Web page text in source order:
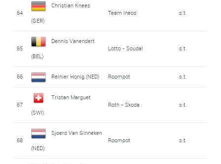
64
Christian Knees
(GER)
Team Ineos s.t.
65
Dennis Vanendert
(BEL)
Lotto - Soudal s.t.
66 Reinier Honig (NED) Roompot s.t.
67
Tristan Marguet
(SWI)
Roth - Skoda s.t.
68
Sjoerd Van Ginneken
(NED)
Roompot s.t.